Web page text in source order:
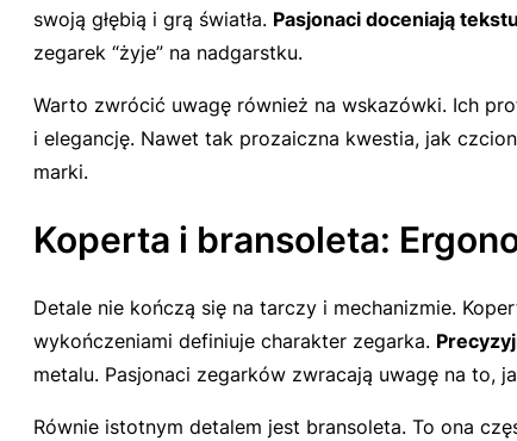
swoją głębią i grą światła. Pasjonaci doceniają
zegarek “żyje” na nadgarstku.
Warto zwrócić uwagę również na wskazówki. Ich
i elegancję. Nawet tak prozaiczna kwestia, jak
marki.
Koperta i bransoleta:
Detale nie kończą się na tarczy i mechanizmie.
wykończeniami definiuje charakter zegarka.
metalu. Pasjonaci zegarków zwracają uwagę na to,
Równie istotnym detalem jest bransoleta. To ona